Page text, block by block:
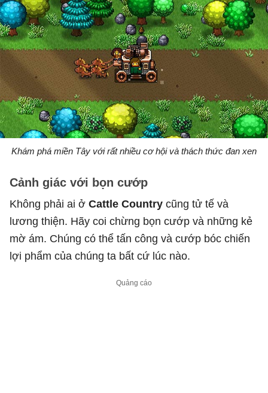
Khám phá miền Tây với rất nhiều cơ hội và thách thức đan xen
Cảnh giác với bọn cướp
Không phải ai ở Cattle Country cũng tử tế và
lương thiện. Hãy coi chừng bọn cướp và những kẻ
mờ ám. Chúng có thể tấn công và cướp bóc chiến
lợi phẩm của chúng ta bất cứ lúc nào.